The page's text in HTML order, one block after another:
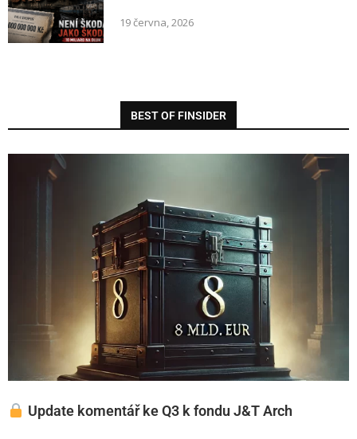
19 června, 2026
BEST OF FINSIDER
Update komentář ke Q3 k fondu J&T Arch